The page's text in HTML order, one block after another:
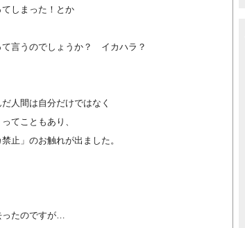
しまった！とか
言うのでしょうか？ イカハラ？
人間は自分だけではなく
てこともあり、
止」のお触れが出ました。
ったのですが…